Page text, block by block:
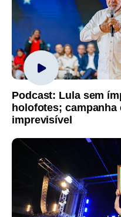
Podcast: Lula sem
holofotes; campanha
imprevisível